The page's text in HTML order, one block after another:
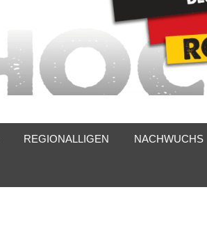
REGIONALLIGEN NACHWUCHS